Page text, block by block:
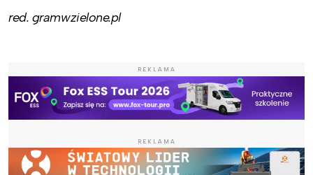
red. gramwzielone.pl
REKLAMA
REKLAMA